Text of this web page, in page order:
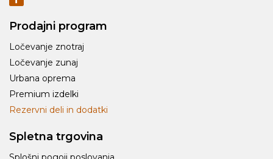
Prodajni program
Ločevanje znotraj
Ločevanje zunaj
Urbana oprema
Premium izdelki
Rezervni deli in dodatki
Spletna trgovina